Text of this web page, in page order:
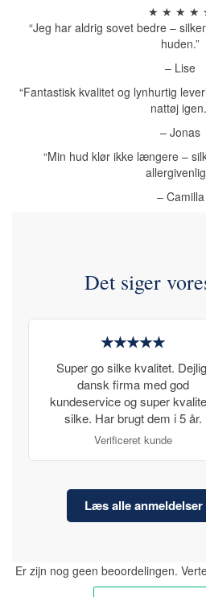
★ ★ ★ ★
“Jeg har aldrig sovet bedre –
huden.”
– Lise
“Fantastisk kvalitet og lynhurtig
nattøj
– Jonas
“Min hud klør ikke længere –
– Camilla
Det siger
★★★★★
Super go silke kvalitet.
dansk firma med god
kundeservice og super
silke. Har brugt dem i 5 år.
Verificeret kunde
Læs alle
Er zijn nog geen beoordelingen.